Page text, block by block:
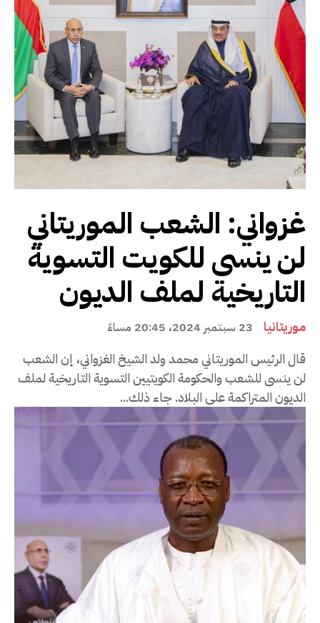
غزواني: الشعب الموريتاني
لن ينسى للكويت التسوية
التاريخية لملف الديون
موريتانيا 23 سبتمبر 2024، 20:45 مساءً
قال الرئيس الموريتاني محمد ولد الشيخ الغزواني، إن الشعب
لن ينسى للشعب والحكومة الكويتيين التسوية التاريخية لملف
الديون المتراكمة على البلاد. جاء ذلك...